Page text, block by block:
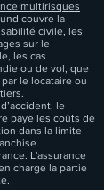
multirisques
couvre la
civile, les
sur le
les cas
ou de vol, que
le locataire ou
le
paye les coûts de
dans la limite
L'assurance
charge la partie